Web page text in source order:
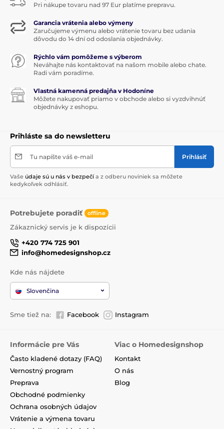
Pri nákupe tovaru nad 97 Eur platíme prepravu.
Garancia vrátenia alebo výmeny
Zaručujeme výmenu alebo vrátenie tovaru bez udania
dôvodu do 14 dní od odoslania objednávky.
Rýchlo vám pomôžeme s výberom
Neváhajte nás kontaktovať na našom mobile alebo chate.
Radi vám poradíme.
Vlastná kamenná predajňa v Hodoníne
Môžete nakupovať priamo v obchode alebo si vyzdvihnúť
objednávky z eshopu.
Prihláste sa do newsletteru
Tu napíšte váš e-mail Prihlásiť
Vaše údaje sú u nás v bezpečí a z odberu noviniek sa môžete
kedykoľvek odhlásiť.
Potrebujete poradiť offline
Zákaznický servis je k dispozícii
+420 774 725 901
info@homedesignshop.cz
Kde nás nájdete
Slovenčina
Sme tiež na: Facebook Instagram
Informácie pre Vás
Často kladené dotazy (FAQ)
Vernostný program
Preprava
Obchodné podmienky
Ochrana osobných údajov
Vrátenie a výmena tovaru
Viac o Homedesignshop
Kontakt
O nás
Blog